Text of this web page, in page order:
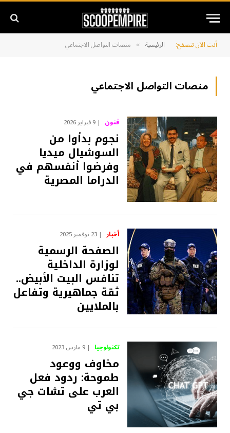
أنت الآن تتصفح: الرئيسية » منصات التواصل الاجتماعي
منصات التواصل الاجتماعي
فنون 9 فبراير 2026
نجوم بدأوا من
السوشيال ميديا
وفرضوا أنفسهم في
الدراما المصرية
أخبار 23 نوفمبر 2025
الصفحة الرسمية
لوزارة الداخلية
تنافس البيت الأبيض..
ثقة جماهيرية وتفاعل
بالملايين
تكنولوجيا 9 مارس 2023
مخاوف ووعود
طموحة: ردود فعل
العرب على تشات جي
بي تي